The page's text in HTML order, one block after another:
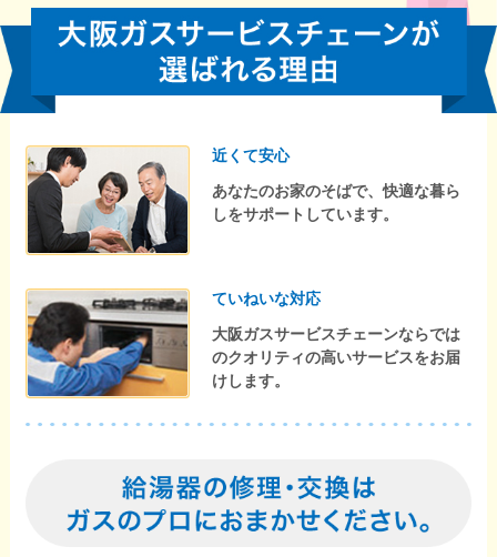
近くて安心
あなたのお家のそばで、快適な暮ら
しをサポートしています。
ていねいな対応
大阪ガスサービスチェーンならでは
のクオリティの高いサービスをお届
けします。